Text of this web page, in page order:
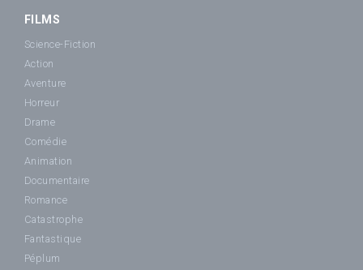
FILMS
Science-Fiction
Action
Aventure
Horreur
Drame
Comédie
Animation
Documentaire
Romance
Catastrophe
Fantastique
Péplum